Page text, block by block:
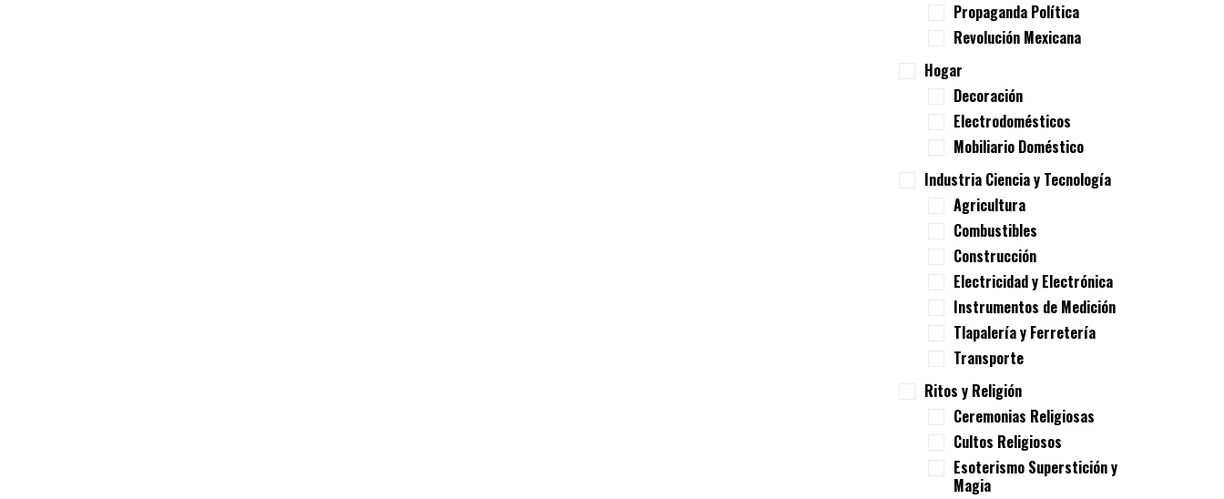
Propaganda Política
Revolución Mexicana
Hogar
Decoración
Electrodomésticos
Mobiliario Doméstico
Industria Ciencia y Tecnología
Agricultura
Combustibles
Construcción
Electricidad y Electrónica
Instrumentos de Medición
Tlapalería y Ferretería
Transporte
Ritos y Religión
Ceremonias Religiosas
Cultos Religiosos
Esoterismo Superstición y
Magia